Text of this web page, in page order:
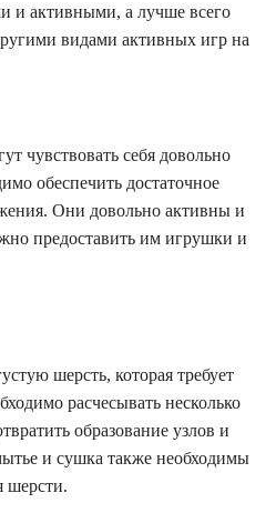
и активными, а лучше всего
видами активных игр на
чувствовать себя довольно
обеспечить достаточное
Они довольно активны и
предоставить им игрушки и
шерсть, которая требует
расчесывать несколько
образование узлов и
и сушка также необходимы
шерсти.